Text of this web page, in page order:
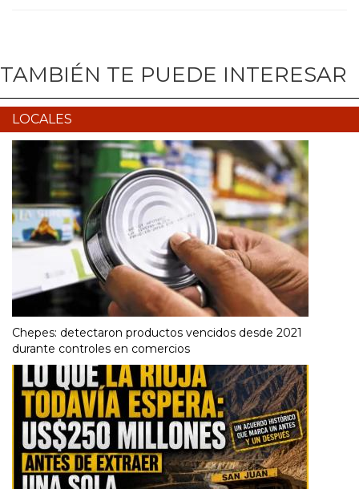
TAMBIÉN TE PUEDE INTERESAR
LOCALES
Chepes: detectaron productos vencidos desde 2021
durante controles en comercios